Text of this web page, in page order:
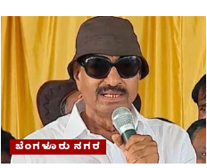
ಬೆಂಗಳೂರು ನಗರ